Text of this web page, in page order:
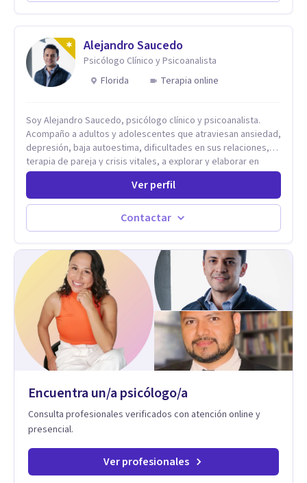
es derecho de toda la GENTE.
Alejandro Saucedo
Psicólogo Clínico y Psicoanalista
Florida
Terapia online
Soy Alejandro Saucedo, psicólogo clínico y psicoanalista.
Acompaño a adultos y adolescentes que atraviesan ansiedad,
depresión, baja autoestima, dificultades en sus relaciones,
terapia de pareja y crisis vitales, a explorar y elaborar en
profundidad los conflictos internos que generan malestar en
autoconocimiento y análisis, es posible acceder a las
historias personales, elaborar las experiencias del pasado y
resignificarlas, liberando su influencia para construir un futuro
crea un espacio de verbalización libre y sin filtros. A través de
esta conversación abierta y del trabajo analítico conjunto, se
exploran las vivencias que aún condicionan el presente, se les
otorga un nuevo sentido y se transforma su impacto
emocional. De esta forma, los pacientes logran mayor
claridad sobre sí mismos, reducen significativamente su
sufrimiento y alcanzan cambios profundos y duraderos en su
vida y relaciones personales.
Ver perfil
Contactar
Encuentra un/a psicólogo/a
Consulta profesionales verificados con atención online y
presencial.
Ver profesionales